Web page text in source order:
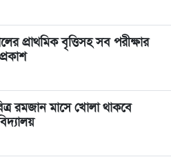
প্রাথমিক বৃত্তিসহ সব পরীক্ষার
রমজান মাসে খোলা থাকবে